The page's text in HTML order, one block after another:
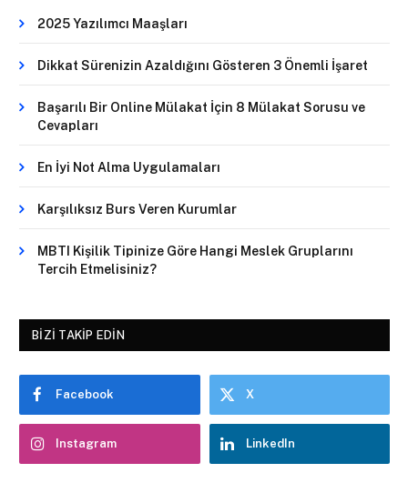
2025 Yazılımcı Maaşları
Dikkat Sürenizin Azaldığını Gösteren 3 Önemli İşaret
Başarılı Bir Online Mülakat İçin 8 Mülakat Sorusu ve
Cevapları
En İyi Not Alma Uygulamaları
Karşılıksız Burs Veren Kurumlar
MBTI Kişilik Tipinize Göre Hangi Meslek Gruplarını
Tercih Etmelisiniz?
BIZI TAKIP EDIN
Facebook X
Instagram LinkedIn